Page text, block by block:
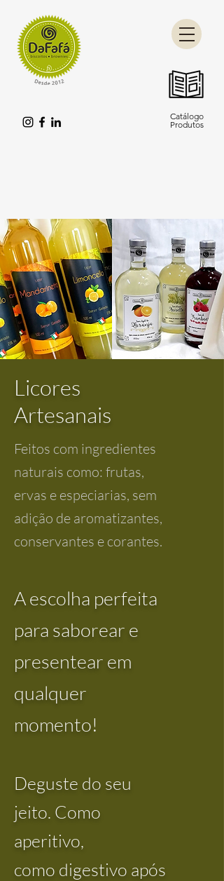
Catálogo
Produtos
Licores
Artesanais
Feitos com ingredientes
naturais como: frutas,
ervas e especiarias, sem
adição de aromatizantes,
conservantes e corantes.
A escolha perfeita
para saborear e
presentear em
qualquer
momento!
Deguste do seu
jeito. Como
aperitivo,
como digestivo após